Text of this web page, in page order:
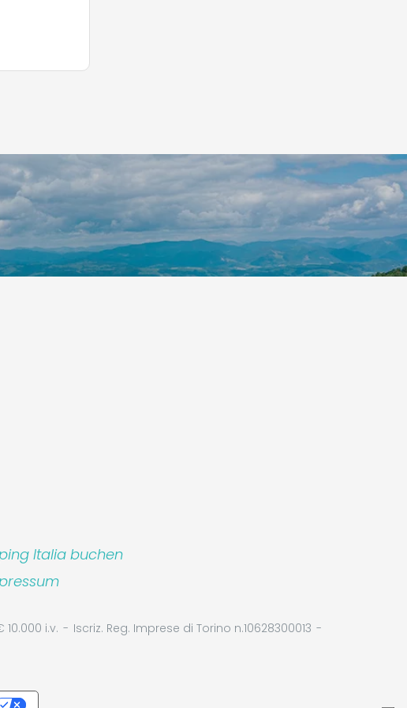
für
oder
Italia buchen
i.v.
Iscriz. Reg. Imprese di Torino n.10628300013